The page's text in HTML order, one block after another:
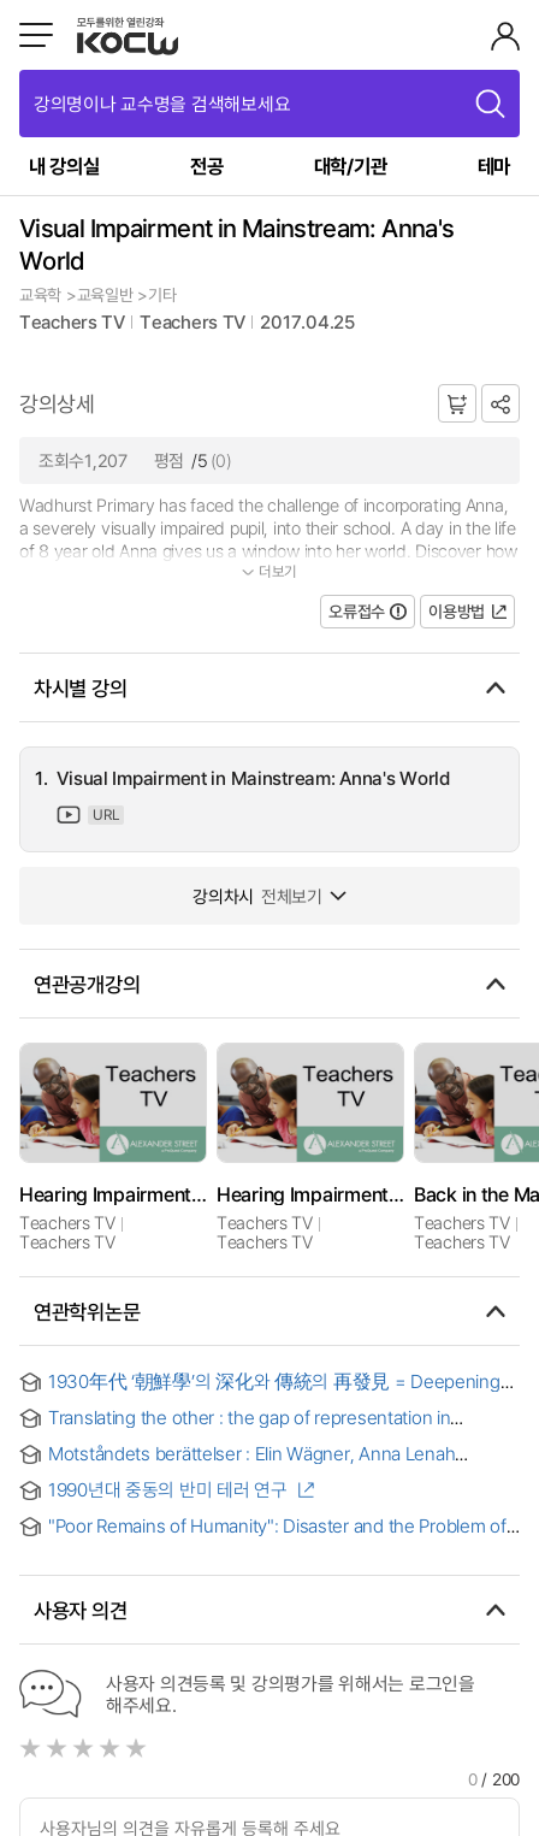
강의명이나 교수명을 검색해보세요
내 강의실 전공 대학/기관 테마
Visual Impairment in Mainstream: Anna's
World
교육학 >교육일반 >기타
Teachers TV Teachers TV 2017.04.25
강의상세
조회수1,207 평점 /5 (0)
Wadhurst Primary has faced the challenge of incorporating Anna,
a severely visually impaired pupil, into their school. A day in the life
of 8 year old Anna gives us a window into her world. Discover how
she feels about being taught alongside mainstream pupils and ho...
더보기
오류접수 이용방법
차시별 강의
1. Visual Impairment in Mainstream: Anna's World
URL
강의차시 전체보기
연관공개강의
Hearing Impairment in Mainstream: Emily's World
Teachers TV
Teachers TV
Hearing Impairment in Mainstream: Rosie's World
Teachers TV
Teachers TV
Teachers TV
Teachers TV
연관학위논문
1930年代 ‘朝鮮學’의 深化와 傳統의 再發見 = Deepening
1930's
Translating the other : the gap of representation in
Chaucer's Squire’s Tale
Motståndets berättelser : Elin Wägner, Anna Lenah
Elgström, Marika Stiernstedt och första världskriget
1990년대 중동의 반미 테러 연구
"Poor Remains of Humanity": Disaster and the Problem of
사용자 의견
사용자 의견등록 및 강의평가를 위해서는 로그인을
해주세요.
0/ 200